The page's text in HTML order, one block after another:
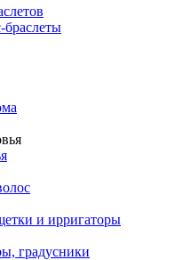
браслеты
и ирригаторы
градусники